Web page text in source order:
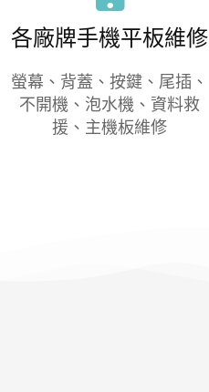
各廠牌手機平板維修
螢幕、背蓋、按鍵、尾插、
不開機、泡水機、資料救
援、主機板維修